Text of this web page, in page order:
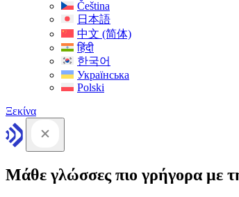
Čeština
日本語
中文 (简体)
हिंदी
한국어
Українська
Polski
Ξεκίνα
Μάθε γλώσσες πιο γρήγορα με